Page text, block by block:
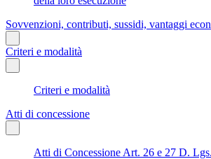
Sovvenzioni, contributi, sussidi, vantaggi
Criteri e modalità
Criteri e modalità
Atti di concessione
Atti di Concessione Art. 26 e 27 D.